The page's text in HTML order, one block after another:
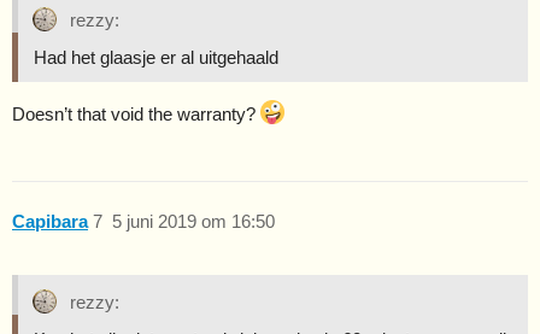
rezzy:
Had het glaasje er al uitgehaald
Doesn’t that void the warranty?
Capibara 5 juni 2019 om 16:50
7
rezzy: